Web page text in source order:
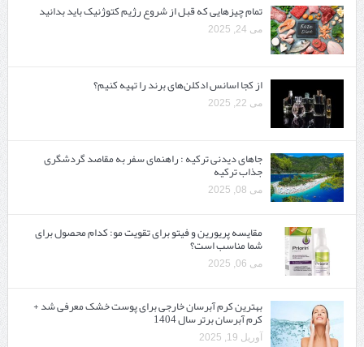
تمام چیزهایی که قبل از شروع رژیم کتوژنیک باید بدانید‎
می 24, 2025
از کجا اسانس ادکلن‌های برند را تهیه کنیم؟
می 22, 2025
جاهای دیدنی ترکیه : راهنمای سفر به مقاصد گردشگری
جذاب ترکیه
می 08, 2025
مقایسه پریورین و فیتو برای تقویت مو: کدام محصول برای
شما مناسب است؟
می 06, 2025
بهترین کرم آبرسان خارجی برای پوست خشک معرفی شد +
کرم آبرسان برتر سال 1404
آوریل 19, 2025